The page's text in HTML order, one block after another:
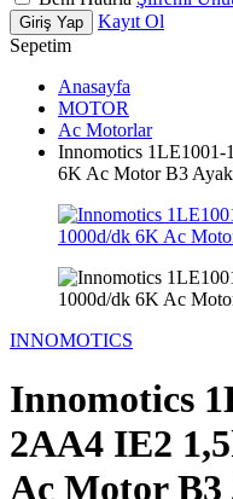
Giriş Yap
Kayıt Ol
Sepetim
Anasayfa
MOTOR
Ac Motorlar
Innomotics
6K Ac Motor B3
INNOMOTICS
Innomotics
2AA4 IE2
Ac Motor B3